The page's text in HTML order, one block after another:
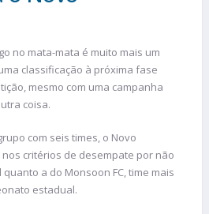
no mata-mata é muito mais um
classificação à próxima fase
mesmo com uma campanha
coisa.
com seis times, o Novo
critérios de desempate por não
a do Monsoon FC, time mais
estadual.